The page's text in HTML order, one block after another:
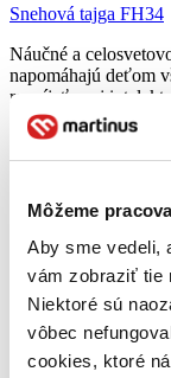
Môžeme
Aby sme vedeli,
vám zobraziť tie
Niektoré sú
vôbec
cookies, ktoré
Snehová tajga FH34
Náučné a
napomáhajú deťom
rozvíjať svoj intelekt
Puzzle (66
7,20 €
Tento produkt
iba posledné
Dodanie
Pridať do